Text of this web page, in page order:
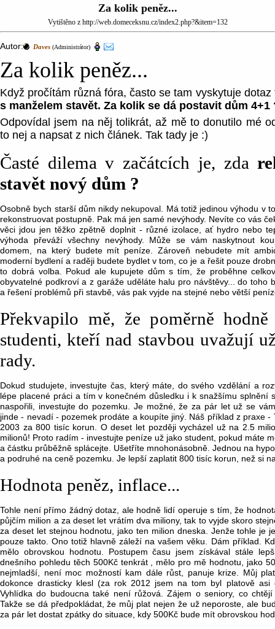
Za kolik peněz...
Vytištěno z http://web.domeceksnu.cz/index2.php?&item=132
Autor: Daves (Administrátor)
Za kolik peněz...
Když pročítám různá fóra, často se tam vyskytuje
s manželem stavět. Za kolik se dá postavit dům 4+1
Odpovídal jsem na něj tolikrát, až mě to donutilo mé
to nej a napsat z nich článek. Tak tady je :)
Časté dilema v začátcích je, zda
stavět nový dům ?
Osobně bych starší dům nikdy nekupoval. Má totiž jedinou výhodu v
rekonstruovat postupně. Pak má jen samé nevýhody. Nevíte co vás
věci jdou jen těžko zpětně doplnit - různé izolace, ať hydro nebo
výhoda převáží všechny nevýhody. Může se vám naskytnout
domem, na který budete mít peníze. Zároveň nebudete mít
moderní bydlení a raději budete bydlet v tom, co je a řešit pouze
to dobrá volba. Pokud ale kupujete dům s tím, že proběhne
obyvatelné podkroví a z garáže uděláte halu pro návštěvy... do toho
a řešení problémů při stavbě, vás pak vyjde na stejné nebo větší
Překvapilo mě, že poměrně
studenti, kteří nad stavbou uvažují
rady.
Dokud studujete, investujte čas, který máte, do svého vzdělání a
lépe placené práci a tím v konečném důsledku i k snažšímu splnění
naspořili, investujte do pozemku. Je možné, že za pár let už se
jinde - nevadí - pozemek prodáte a koupíte jiný. Náš příklad z praxe -
2003 za 800 tisíc korun. O deset let později vycházel už na 2.5
milionů! Proto radím - investujte peníze už jako student, pokud máte
a částku průběžně splácejte. Ušetříte mnohonásobně. Jednou na
a podruhé na ceně pozemku. Je lepší zaplatit 800 tisíc korun, než si
Hodnota peněz, inflace...
Tohle není přímo žádný dotaz, ale hodně lidí operuje s tím, že
půjčím milion a za deset let vrátím dva miliony, tak to vyjde skoro
za deset let stejnou hodnotu, jako ten milion dneska. Jenže tohle je
pouze takto. Ono totiž hlavně záleží na vašem věku. Dám příklad.
mělo obrovskou hodnotu. Postupem času jsem získával stále
dnešního pohledu těch 500Kč tenkrát , mělo pro mě hodnotu, jako
nejmladší, není moc možností kam dále růst, panuje krize. Můj
dokonce drasticky klesl (za rok 2012 jsem na tom byl platově
Vyhlídka do budoucna také není růžová. Zájem o seniory, co
Takže se dá předpokládat, že můj plat nejen že už neporoste, ale
za pár let dostat zpátky do situace, kdy 500Kč bude mít obrovskou